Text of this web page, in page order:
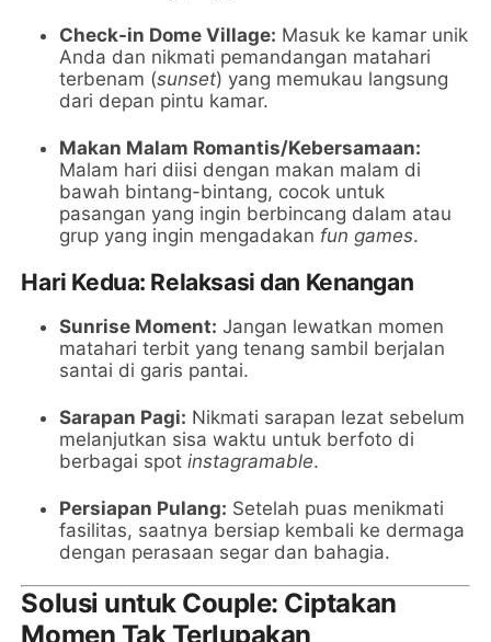
Check-in Dome Village: Masuk ke kamar unik
Anda dan nikmati pemandangan matahari
terbenam (sunset) yang memukau langsung
dari depan pintu kamar.
Makan Malam Romantis/Kebersamaan:
Malam hari diisi dengan makan malam di
bawah bintang-bintang, cocok untuk
pasangan yang ingin berbincang dalam atau
grup yang ingin mengadakan fun games.
Hari Kedua: Relaksasi dan Kenangan
Sunrise Moment: Jangan lewatkan momen
matahari terbit yang tenang sambil berjalan
santai di garis pantai.
Sarapan Pagi: Nikmati sarapan lezat sebelum
melanjutkan sisa waktu untuk berfoto di
berbagai spotinstagramable.
Persiapan Pulang: Setelah puas menikmati
fasilitas, saatnya bersiap kembali ke dermaga
dengan perasaan segar dan bahagia.
Solusi untuk Couple: Ciptakan
Momen Tak Terlupakan